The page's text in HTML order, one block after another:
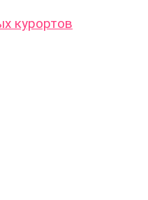
курортов